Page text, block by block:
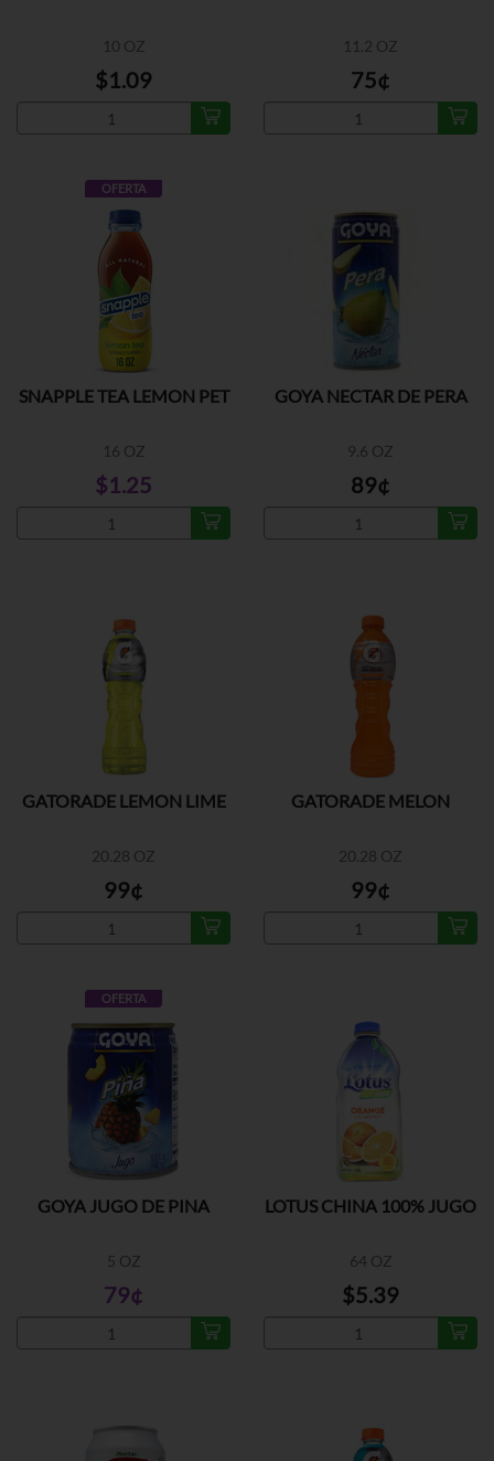
10 OZ
$1.09
11.2 OZ
75¢
OFERTA
SNAPPLE TEA LEMON PET
16 OZ
$1.25
GOYA NECTAR DE PERA
9.6 OZ
89¢
GATORADE LEMON LIME
20.28 OZ
99¢
GATORADE MELON
20.28 OZ
99¢
OFERTA
GOYA JUGO DE PINA
5 OZ
79¢
LOTUS CHINA 100% JUGO
64 OZ
$5.39